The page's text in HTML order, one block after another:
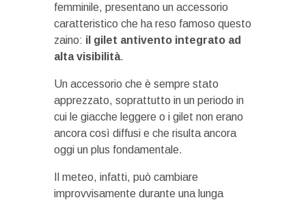
femminile, presentano un accessorio
caratteristico che ha reso famoso questo
zaino: il gilet antivento integrato ad
alta visibilità.
Un accessorio che è sempre stato
apprezzato, soprattutto in un periodo in
cui le giacche leggere o i gilet non erano
ancora così diffusi e che risulta ancora
oggi un plus fondamentale.
Il meteo, infatti, può cambiare
improvvisamente durante una lunga